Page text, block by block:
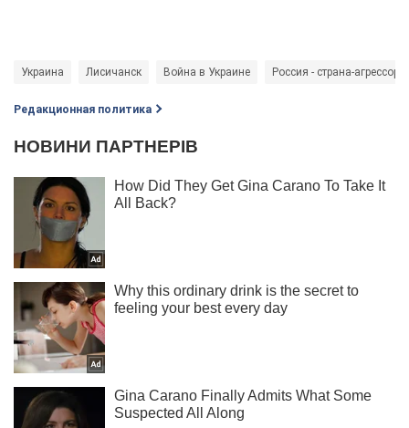
Украина Лисичанск Война в Украине Россия - страна-агрессор
Редакционная политика